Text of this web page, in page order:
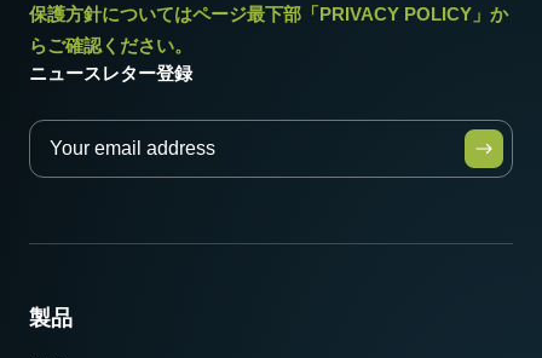
保護方針についてはページ最下部「PRIVACY POLICY」か
らご確認ください。
ニュースレター登録
製品